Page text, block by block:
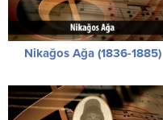
Nikağos Ağa (1836-1885)